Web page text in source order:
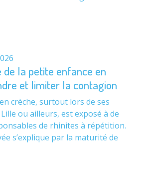
de la petite enfance en
et limiter la contagion
crèche, surtout lors de ses
ou ailleurs, est exposé à de
de rhinites à répétition.
s’explique par la maturité de